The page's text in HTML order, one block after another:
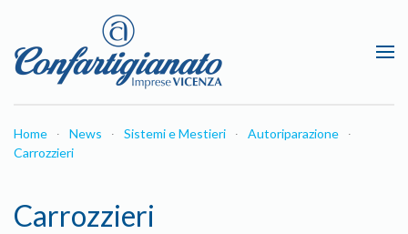
Passa al contenuto principale
Home News Sistemi e Mestieri
Autoriparazione
Carrozzieri
Carrozzieri